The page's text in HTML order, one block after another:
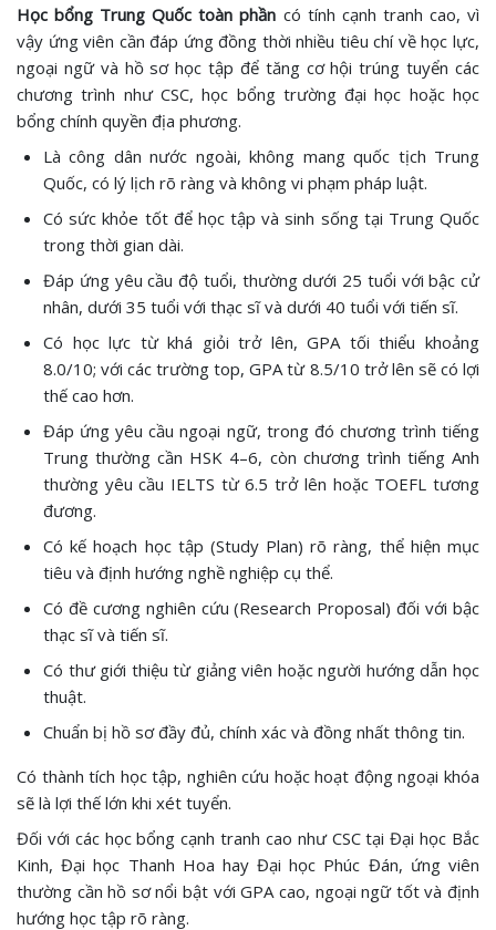
Học bổng Trung Quốc toàn phần có tính cạnh tranh cao, vì
vậy ứng viên cần đáp ứng đồng thời nhiều tiêu chí về học lực,
ngoại ngữ và hồ sơ học tập để tăng cơ hội trúng tuyển các
chương trình như CSC, học bổng trường đại học hoặc học
bổng chính quyền địa phương.
Là công dân nước ngoài, không mang quốc tịch Trung
Quốc, có lý lịch rõ ràng và không vi phạm pháp luật.
Có sức khỏe tốt để học tập và sinh sống tại Trung Quốc
trong thời gian dài.
Đáp ứng yêu cầu độ tuổi, thường dưới 25 tuổi với bậc cử
nhân, dưới 35 tuổi với thạc sĩ và dưới 40 tuổi với tiến sĩ.
Có học lực từ khá giỏi trở lên, GPA tối thiểu khoảng
8.0/10; với các trường top, GPA từ 8.5/10 trở lên sẽ có lợi
thế cao hơn.
Đáp ứng yêu cầu ngoại ngữ, trong đó chương trình tiếng
Trung thường cần HSK 4–6, còn chương trình tiếng Anh
thường yêu cầu IELTS từ 6.5 trở lên hoặc TOEFL tương
đương.
Có kế hoạch học tập (Study Plan) rõ ràng, thể hiện mục
tiêu và định hướng nghề nghiệp cụ thể.
Có đề cương nghiên cứu (Research Proposal) đối với bậc
thạc sĩ và tiến sĩ.
Có thư giới thiệu từ giảng viên hoặc người hướng dẫn học
thuật.
Chuẩn bị hồ sơ đầy đủ, chính xác và đồng nhất thông tin.
Có thành tích học tập, nghiên cứu hoặc hoạt động ngoại khóa
sẽ là lợi thế lớn khi xét tuyển.
Đối với các học bổng cạnh tranh cao như CSC tại Đại học Bắc
Kinh, Đại học Thanh Hoa hay Đại học Phúc Đán, ứng viên
thường cần hồ sơ nổi bật với GPA cao, ngoại ngữ tốt và định
hướng học tập rõ ràng.